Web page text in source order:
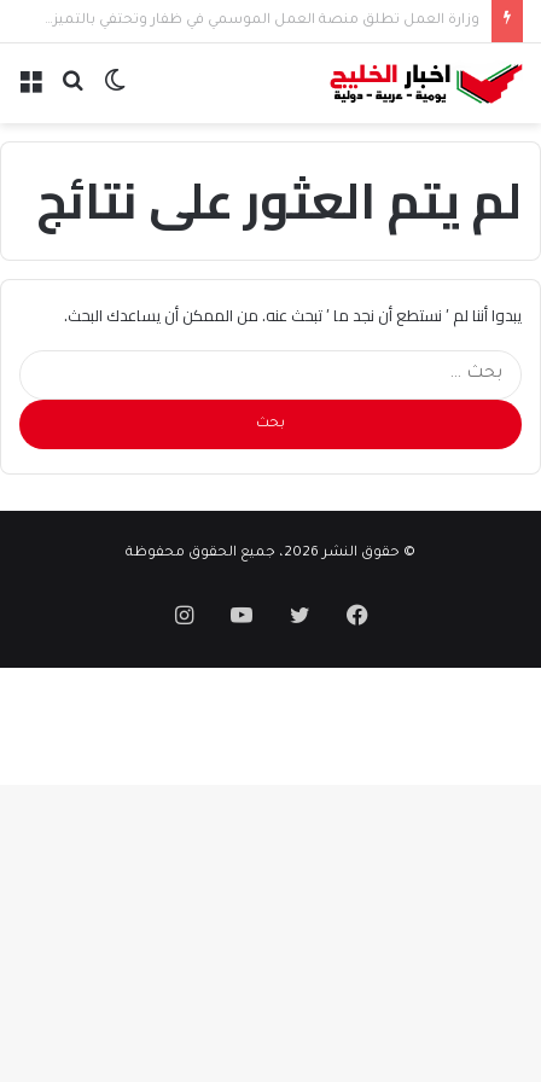
وزارة العمل تطلق منصة العمل الموسمي في ظفار وتحتفي بالتميز والريادة
بحث الوضع
لم يتم العثور على نتائج
يبدوا أننا لم ’ نستطع أن نجد ما ’ تبحث عنه. من الممكن أن يساعدك البحث.
البحث
عن:
© حقوق النشر 2026، جميع الحقوق محفوظة
فيسبوكتويتر يوتيوبانستقرام